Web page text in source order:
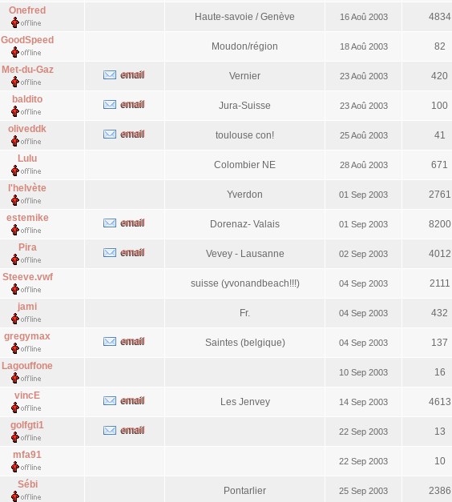
Onefred
Haute-savoie / Genève 16 Aoû 2003 4834
GoodSpeed
Moudon/région 18 Aoû 2003 82
Met-du-Gaz
Vernier 23 Aoû 2003 420
baldito
Jura-Suisse 23 Aoû 2003 100
oliveddk
toulouse con! 25 Aoû 2003 41
Lulu
Colombier NE 28 Aoû 2003 671
l'helvète
Yverdon 01 Sep 2003 2761
estemike
Dorenaz- Valais 01 Sep 2003 8200
Pira
Vevey - Lausanne 02 Sep 2003 4012
Steeve.vwf
suisse (yvonandbeach!!!) 04 Sep 2003 2111
jami
Fr. 04 Sep 2003 432
gregymax
Saintes (belgique) 04 Sep 2003 137
Lagouffone
10 Sep 2003 16
vincE
Les Jenvey 14 Sep 2003 4613
golfgti1
22 Sep 2003 13
mfa91
22 Sep 2003 10
Sébi
Pontarlier 25 Sep 2003 2386